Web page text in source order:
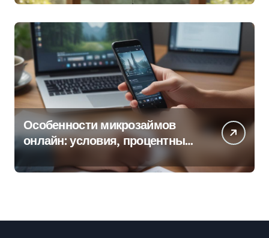
Особенности микрозаймов
онлайн: условия, процентные
ставки и порядок оформления